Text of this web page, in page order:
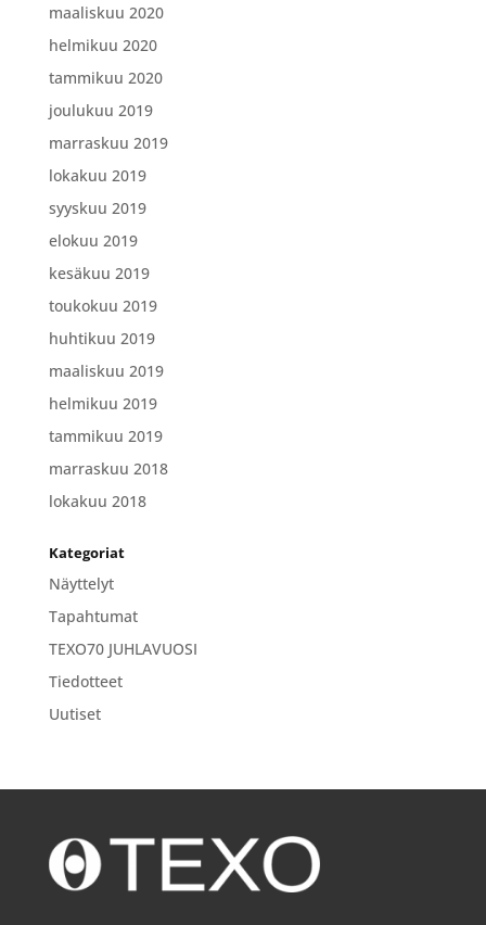
maaliskuu 2020
helmikuu 2020
tammikuu 2020
joulukuu 2019
marraskuu 2019
lokakuu 2019
syyskuu 2019
elokuu 2019
kesäkuu 2019
toukokuu 2019
huhtikuu 2019
maaliskuu 2019
helmikuu 2019
tammikuu 2019
marraskuu 2018
lokakuu 2018
Kategoriat
Näyttelyt
Tapahtumat
TEXO70 JUHLAVUOSI
Tiedotteet
Uutiset